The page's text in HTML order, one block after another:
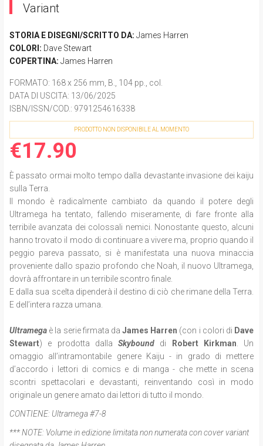
Variant
STORIA E DISEGNI/SCRITTO DA: James Harren
COLORI: Dave Stewart
COPERTINA: James Harren
FORMATO: 168 x 256 mm, B., 104 pp., col.
DATA DI USCITA: 13/06/2025
ISBN/ISSN/COD.: 9791254616338
PRODOTTO NON DISPONIBILE AL MOMENTO
€17.90
È passato ormai molto tempo dalla devastante invasione dei kaiju
sulla Terra.
Il mondo è radicalmente cambiato da quando il potere degli
Ultramega ha tentato, fallendo miseramente, di fare fronte alla
terribile avanzata dei colossali nemici. Nonostante questo, alcuni
hanno trovato il modo di continuare a vivere ma, proprio quando il
peggio pareva passato, si è manifestata una nuova minaccia
proveniente dallo spazio profondo che Noah, il nuovo Ultramega,
dovrà affrontare in un terribile scontro finale.
E dalla sua scelta dipenderà il destino di ciò che rimane della Terra.
E dell’intera razza umana.
Ultramega è la serie firmata da James Harren (con i colori di Dave
Stewart) e prodotta dalla Skybound di Robert Kirkman . Un
omaggio all’intramontabile genere Kaiju - in grado di mettere
d’accordo i lettori di comics e di manga - che mette in scena
scontri spettacolari e devastanti, reinventando così in modo
originale un genere amato dai lettori di tutto il mondo.
CONTIENE: Ultramega #7-8
*** NOTE: Volume in edizione limitata non numerata con cover variant